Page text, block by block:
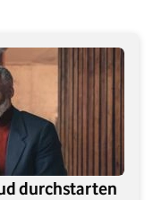
durchstarten